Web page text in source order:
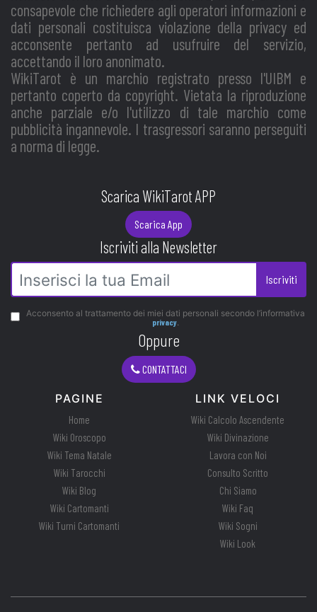
consapevole che richiedere agli operatori informazioni e
dati personali costituisca violazione della privacy ed
acconsente pertanto ad usufruire del servizio,
accettando il loro anonimato.
WikiTarot è un marchio registrato presso l'UIBM e
pertanto coperto da copyright. Vietata la riproduzione
anche parziale e/o l'utilizzo di tale marchio come
pubblicità ingannevole. I trasgressori saranno perseguiti
a norma di legge.
Scarica WikiTarot APP
Scarica App
Iscriviti alla Newsletter
Iscriviti
Acconsento al trattamento dei miei dati personali secondo l’informativa
privacy.
Oppure
CONTATTACI
PAGINE
Home
Wiki Oroscopo
Wiki Tema Natale
Wiki Tarocchi
Wiki Blog
Wiki Cartomanti
Wiki Turni Cartomanti
LINK VELOCI
Wiki Calcolo Ascendente
Wiki Divinazione
Lavora con Noi
Consulto Scritto
Chi Siamo
Wiki Faq
Wiki Sogni
Wiki Look